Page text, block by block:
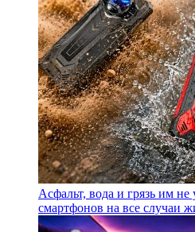
Асфальт, вода и грязь им
смартфонов на все случаи